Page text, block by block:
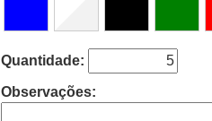
Quantidade:
Observações: